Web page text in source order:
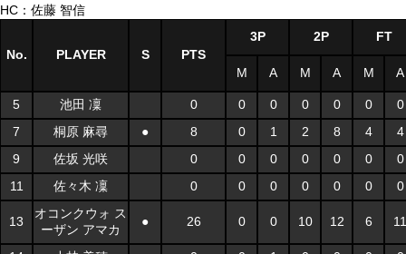
HC：佐藤 智信
No. PLAYER S PTS
3P 2P FT
M A M A M A
5 池田 凜 0 0 0 0 0 0
0
7
桐原 麻尋 ● 8 0 1 2 8 4
4
9
佐坂 光咲 0 0 0 0 0 0
0
11
佐々木 凜 0 0 0 0 0 0 0
13
オコンクウォ ス
ーザン アマカ
● 26 0 0 10 12 6 11